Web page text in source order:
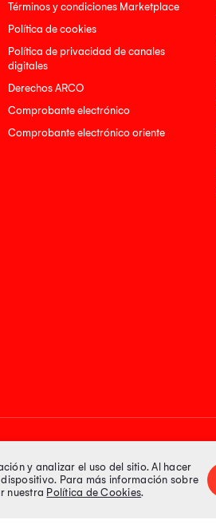
Términos y condiciones Marketplace
Política de cookies
Política de privacidad de canales
digitales
Derechos ARCO
Comprobante electrónico
Comprobante electrónico oriente
y analizar el uso del sitio. Al hacer
dispositivo. Para más información sobre
nuestra Política de Cookies.